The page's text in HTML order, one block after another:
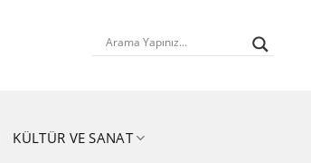
KÜLTÜR VE SANAT